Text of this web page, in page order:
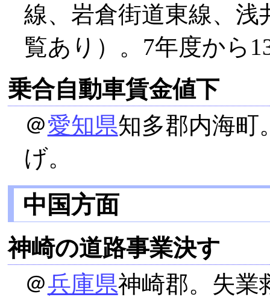
線、岩倉街道東線、浅
覧あり）。7年度から
乗合自動車賃金値下
＠愛知県知多郡内海町
げ。
中国方面
神崎の道路事業決す
＠兵庫県神崎郡。失業